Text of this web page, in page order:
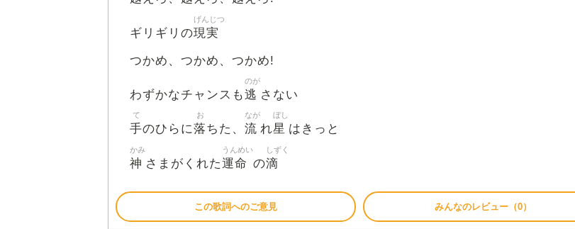
ギリギリの現実
げんじつ
つかめ、つかめ、つかめ!
わずかなチャンスも逃
のが
さない
手
て
のひらに落
お
ちた、 流
なが
れ星
ぼし
はきっと
神
かみ
さまがくれた運命
うんめい
の滴
しずく
この歌詞へのご意見 みんなのレビュー（0）